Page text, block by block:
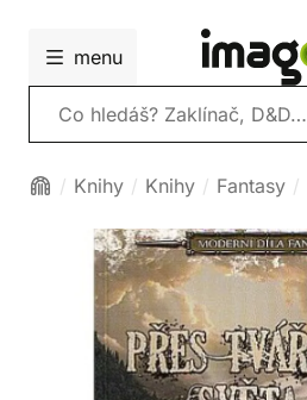
menu
Vyhledávání
Knihy Knihy Fantasy